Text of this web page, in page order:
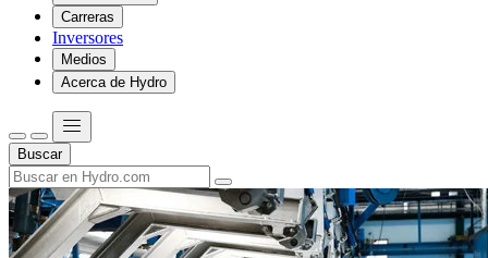
Carreras
Inversores
Medios
Acerca de Hydro
Buscar